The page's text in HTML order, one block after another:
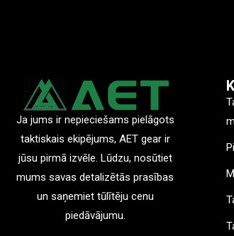
Ja jums ir nepieciešams pielāgots
taktiskais ekipējums, AET gear ir
jūsu pirmā izvēle. Lūdzu, nosūtiet
mums savas detalizētās prasības
un saņemiet tūlītēju cenu
piedāvājumu.